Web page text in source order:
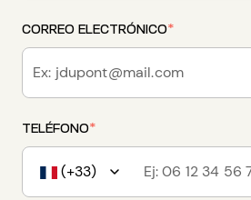
CORREO ELECTRÓNICO*
TELÉFONO*
(+33)